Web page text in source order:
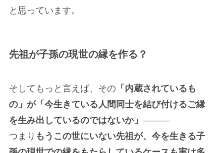
と思っています。
先祖が子孫の現世の縁を作る？
そしてもっと言えば、その「内蔵されているも
の」が「今生きている人間同士を結び付けるご縁
を生み出しているのではないか」 ———
つまり もうこの世にいない先祖が、今を生きる子